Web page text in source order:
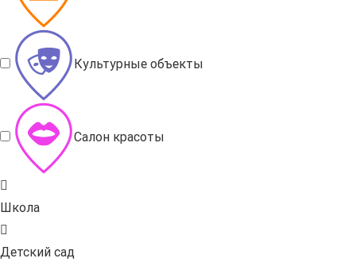
Культурные объекты
Салон красоты
Школа
Детский сад